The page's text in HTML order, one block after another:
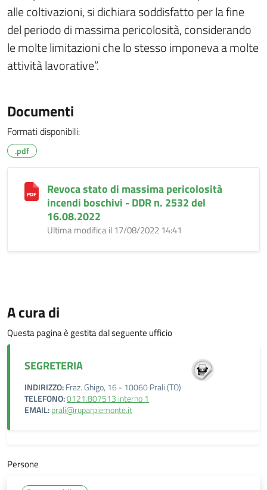
alle coltivazioni, si dichiara soddisfatto per la fine
del periodo di massima pericolosità, considerando
le molte limitazioni che lo stesso imponeva a molte
attività lavorative”.
Documenti
Formati disponibili:
.pdf
Revoca stato di massima pericolosità
incendi boschivi - DDR n. 2532 del
16.08.2022
Ultima modifica il 17/08/2022 14:41
A cura di
Questa pagina è gestita dal seguente ufficio
SEGRETERIA
INDIRIZZO:Fraz. Ghigo, 16 - 10060 Prali (TO)
TELEFONO:0121.807513 interno 1
EMAIL:prali@ruparpiemonte.it
Persone